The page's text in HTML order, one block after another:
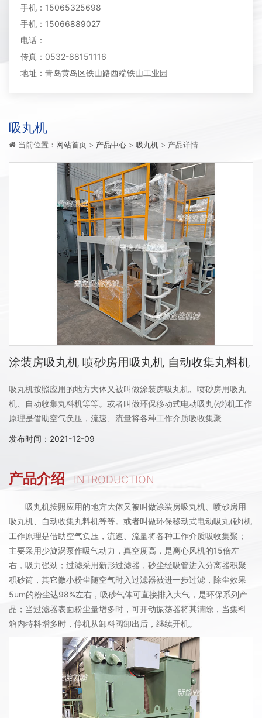
手机：15065325698
手机：15066889027
电话：
传真：0532-88151116
地址：青岛黄岛区铁山路西端铁山工业园
吸丸机
当前位置： 网站首页 > 产品中心 > 吸丸机 > 产品详情
涂装房吸丸机 喷砂房用吸丸机 自动收集丸料机
吸丸机按照应用的地方大体又被叫做涂装房吸丸机、喷砂房用吸丸
机、自动收集丸料机等等。或者叫做环保移动式电动吸丸(砂)机工作
原理是借助空气负压，流速、流量将各种工作介质吸收集聚
发布时间：2021-12-09
产品介绍 INTRODUCTION
吸丸机按照应用的地方大体又被叫做涂装房吸丸机、喷砂房用
吸丸机、自动收集丸料机等等。或者叫做环保移动式电动吸丸(砂)机
工作原理是借助空气负压，流速、流量将各种工作介质吸收集聚；
主要采用少旋涡泵作吸气动力，真空度高，是离心风机的15倍左
右，吸力强劲；过滤采用新形过滤器，砂尘经吸管进入分离器积聚
积砂筒，其它微小粉尘随空气时入过滤器被进一步过滤，除尘效果
5um的粉尘达98%左右，吸砂气体可直接排入大气，是环保系列产
品；当过滤器表面粉尘量增多时，可开动振荡器将其清除，当集料
箱内特料增多时，停机从卸料阀卸出后，继续开机。